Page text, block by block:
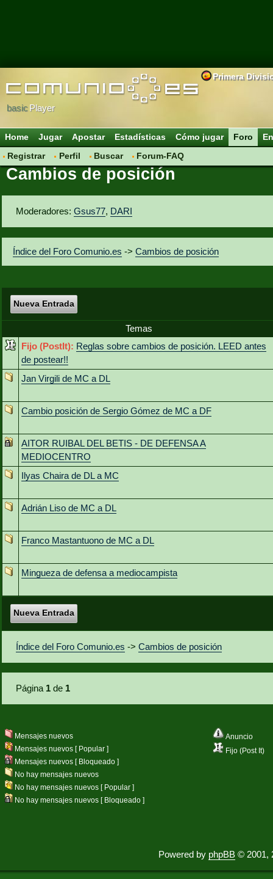
Primera
basicPlayer
Home Jugar Apostar Estadísticas Cómo jugar
Foro
Registrar
Perfil Buscar Forum-FAQ
Cambios de posición
Moderadores:Gsus77, DARI
Índice del Foro Comunio.es ->Cambios de posición
Nueva Entrada
Temas
Fijo (PostIt): Reglas sobre cambios de posición. LEED antes
de postear!!
Jan Virgili de MC a DL
Cambio posición de Sergio Gómez de MC a DF
AITOR RUIBAL DEL BETIS - DE DEFENSA A
MEDIOCENTRO
Ilyas Chaira de DL a MC
Adrián Liso de MC a DL
Franco Mastantuono de MC a DL
Mingueza de defensa a mediocampista
Nueva Entrada
Índice del Foro Comunio.es ->Cambios de posición
Página 1 de 1
Anuncio
Fijo (Post It)
Mensajes nuevos
Mensajes nuevos [ Popular ]
Mensajes nuevos [ Bloqueado ]
No hay mensajes nuevos
No hay mensajes nuevos [ Popular ]
No hay mensajes nuevos [ Bloqueado ]
Powered by phpBB © 2001,